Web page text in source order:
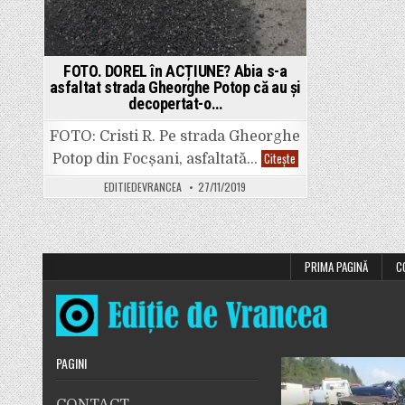
FOTO. DOREL în ACȚIUNE? Abia s-a
asfaltat strada Gheorghe Potop că au și
decopertat-o…
FOTO: Cristi R. Pe strada Gheorghe
Potop din Focșani, asfaltată… CiteșteFOTO.
DOREL
în
ACȚIUNE?
Abia
s-
a
asfaltat
strada
Gheorghe
Potop
că
și
decopertat-
o…
EDITIEDEVRANCEA 27/11/2019
PRIMA PAGINĂ
PAGINI